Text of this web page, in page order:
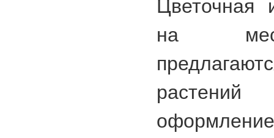
Цветочная
на